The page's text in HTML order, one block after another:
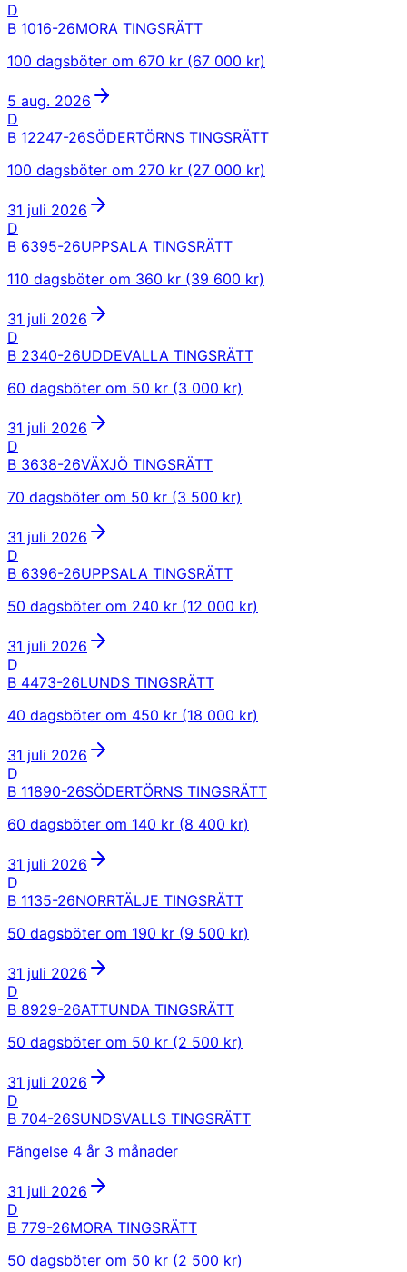
D
B 1016-26MORA TINGSRÄTT
100 dagsböter om 670 kr (67 000 kr)
5 aug. 2026
D
B 12247-26SÖDERTÖRNS TINGSRÄTT
100 dagsböter om 270 kr (27 000 kr)
31 juli 2026
D
B 6395-26UPPSALA TINGSRÄTT
110 dagsböter om 360 kr (39 600 kr)
31 juli 2026
D
B 2340-26UDDEVALLA TINGSRÄTT
60 dagsböter om 50 kr (3 000 kr)
31 juli 2026
D
B 3638-26VÄXJÖ TINGSRÄTT
70 dagsböter om 50 kr (3 500 kr)
31 juli 2026
D
B 6396-26UPPSALA TINGSRÄTT
50 dagsböter om 240 kr (12 000 kr)
31 juli 2026
D
B 4473-26LUNDS TINGSRÄTT
40 dagsböter om 450 kr (18 000 kr)
31 juli 2026
D
B 11890-26SÖDERTÖRNS TINGSRÄTT
60 dagsböter om 140 kr (8 400 kr)
31 juli 2026
D
B 1135-26NORRTÄLJE TINGSRÄTT
50 dagsböter om 190 kr (9 500 kr)
31 juli 2026
D
B 8929-26ATTUNDA TINGSRÄTT
50 dagsböter om 50 kr (2 500 kr)
31 juli 2026
D
B 704-26SUNDSVALLS TINGSRÄTT
Fängelse 4 år 3 månader
31 juli 2026
D
B 779-26MORA TINGSRÄTT
50 dagsböter om 50 kr (2 500 kr)